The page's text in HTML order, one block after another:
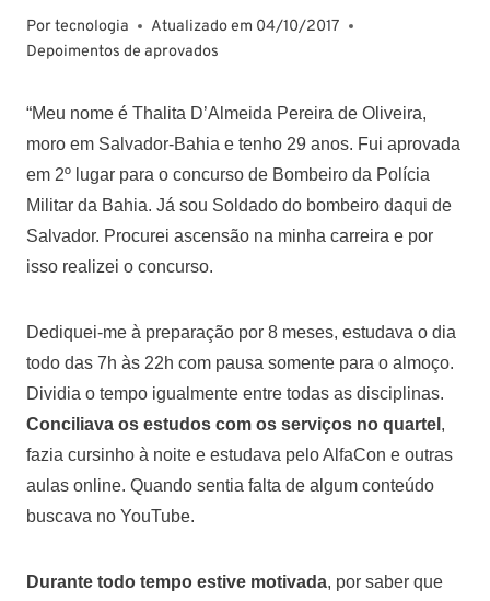
Portecnologia Atualizado em 04/10/2017
Depoimentos de aprovados
“Meu nome é Thalita D’Almeida Pereira de Oliveira,
moro em Salvador-Bahia e tenho 29 anos. Fui aprovada
em 2º lugar para o concurso de Bombeiro da Polícia
Militar da Bahia. Já sou Soldado do bombeiro daqui de
Salvador. Procurei ascensão na minha carreira e por
isso realizei o concurso.
Dediquei-me à preparação por 8 meses, estudava o dia
todo das 7h às 22h com pausa somente para o almoço.
Dividia o tempo igualmente entre todas as disciplinas.
Conciliava os estudos com os serviços no quartel ,
fazia cursinho à noite e estudava pelo AlfaCon e outras
aulas online. Quando sentia falta de algum conteúdo
buscava no YouTube.
Durante todo tempo estive motivada, por saber que